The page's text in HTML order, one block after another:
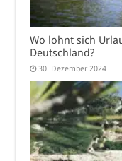
Wo lohnt sich
Deutschland?
30. Dezember 2024